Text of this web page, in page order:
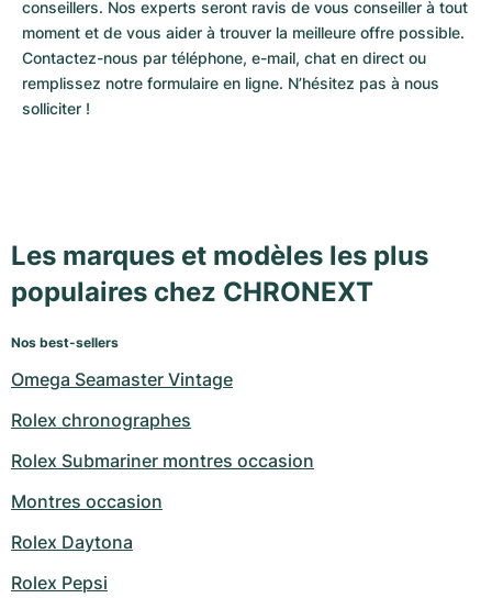
conseillers. Nos experts seront ravis de vous conseiller à tout
moment et de vous aider à trouver la meilleure offre possible.
Contactez-nous par téléphone, e-mail, chat en direct ou
remplissez notre formulaire en ligne. N’hésitez pas à nous
solliciter !
Les marques et modèles les plus
populaires chez CHRONEXT
Nos best-sellers
Omega Seamaster Vintage
Rolex chronographes
Rolex Submariner montres occasion
Montres occasion
Rolex Daytona
Rolex Pepsi